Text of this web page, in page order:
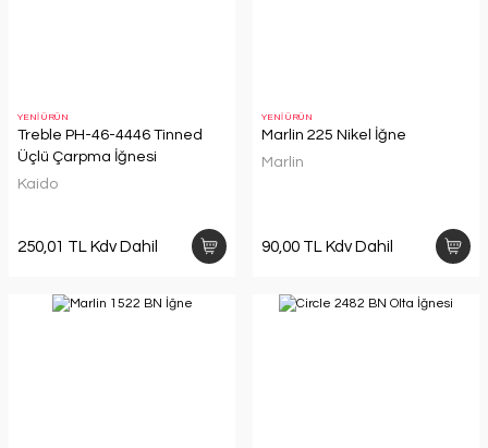
YENİ ÜRÜN
Treble PH-46-4446 Tinned
Üçlü Çarpma İğnesi
Kaido
250,01 TL Kdv Dahil
YENİ ÜRÜN
Marlin 225 Nikel İğne
Marlin
90,00 TL Kdv Dahil